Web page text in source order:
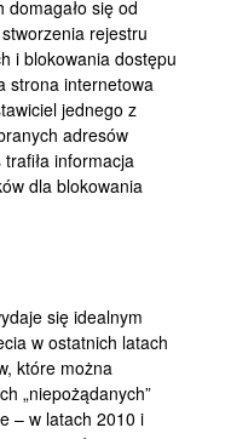
się od
rejestru
i blokowania dostępu
strona internetowa
jednego z
adresów
informacja
dla blokowania
się idealnym
w ostatnich latach
które można
„niepożądanych”
– w latach 2010 i